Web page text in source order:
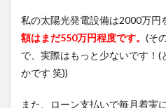
私の太陽光発電設備は2000万円
額はまだ550万円程度です。 (そ
で、実際はもっと少ないです！(
かです 笑))
また、ローン支払いで毎月着実